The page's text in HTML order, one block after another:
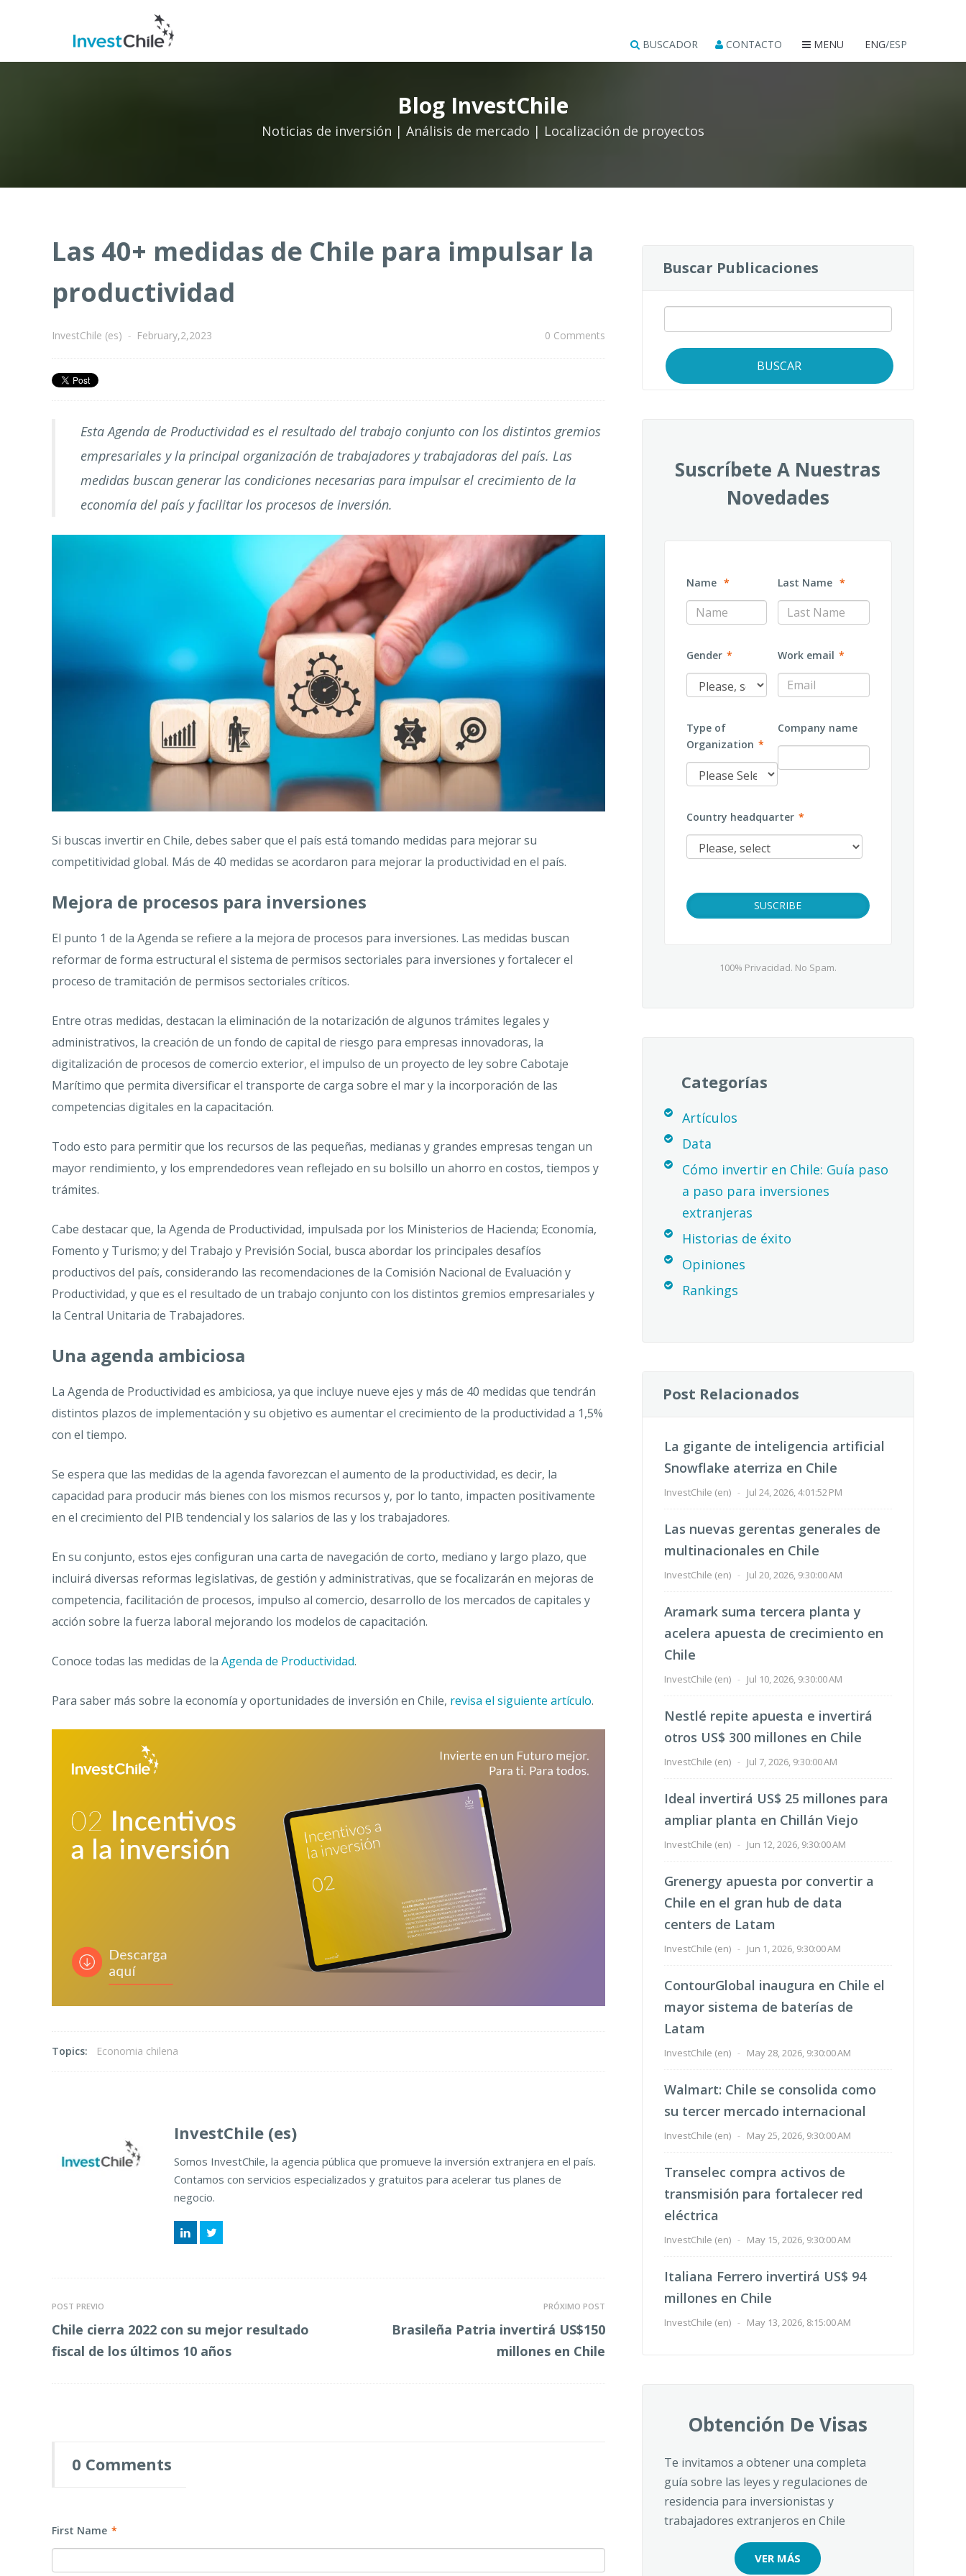
BUSCADOR CONTACTO MENU ENG/ESP
Blog InvestChile
Noticias de inversión | Análisis de mercado | Localización de proyectos
Las 40+ medidas de Chile para impulsar la
productividad
InvestChile (es) - February,2,2023 0 Comments
Esta Agenda de Productividad es el resultado del trabajo conjunto con los distintos gremios
empresariales y la principal organización de trabajadores y trabajadoras del país. Las
medidas buscan generar las condiciones necesarias para impulsar el crecimiento de la
economía del país y facilitar los procesos de inversión.
Si buscas invertir en Chile, debes saber que el país está tomando medidas para mejorar su
competitividad global. Más de 40 medidas se acordaron para mejorar la productividad en el país.
Mejora de procesos para inversiones
El punto 1 de la Agenda se refiere a la mejora de procesos para inversiones. Las medidas buscan
reformar de forma estructural el sistema de permisos sectoriales para inversiones y fortalecer el
proceso de tramitación de permisos sectoriales críticos.
Entre otras medidas, destacan la eliminación de la notarización de algunos trámites legales y
administrativos, la creación de un fondo de capital de riesgo para empresas innovadoras, la
digitalización de procesos de comercio exterior, el impulso de un proyecto de ley sobre Cabotaje
Marítimo que permita diversificar el transporte de carga sobre el mar y la incorporación de las
competencias digitales en la capacitación.
Todo esto para permitir que los recursos de las pequeñas, medianas y grandes empresas tengan un
mayor rendimiento, y los emprendedores vean reflejado en su bolsillo un ahorro en costos, tiempos y
trámites.
Cabe destacar que, la Agenda de Productividad, impulsada por los Ministerios de Hacienda; Economía,
Fomento y Turismo; y del Trabajo y Previsión Social, busca abordar los principales desafíos
productivos del país, considerando las recomendaciones de la Comisión Nacional de Evaluación y
Productividad, y que es el resultado de un trabajo conjunto con los distintos gremios empresariales y
la Central Unitaria de Trabajadores.
Una agenda ambiciosa
La Agenda de Productividad es ambiciosa, ya que incluye nueve ejes y más de 40 medidas que tendrán
distintos plazos de implementación y su objetivo es aumentar el crecimiento de la productividad a 1,5%
con el tiempo.
Se espera que las medidas de la agenda favorezcan el aumento de la productividad, es decir, la
capacidad para producir más bienes con los mismos recursos y, por lo tanto, impacten positivamente
en el crecimiento del PIB tendencial y los salarios de las y los trabajadores.
En su conjunto, estos ejes configuran una carta de navegación de corto, mediano y largo plazo, que
incluirá diversas reformas legislativas, de gestión y administrativas, que se focalizarán en mejoras de
competencia, facilitación de procesos, impulso al comercio, desarrollo de los mercados de capitales y
acción sobre la fuerza laboral mejorando los modelos de capacitación.
Conoce todas las medidas de la Agenda de Productividad.
Para saber más sobre la economía y oportunidades de inversión en Chile, revisa el siguiente artículo.
Topics: Economia chilena
InvestChile (es)
Somos InvestChile, la agencia pública que promueve la inversión extranjera en el país.
Contamos con servicios especializados y gratuitos para acelerar tus planes de
negocio.
POST PREVIO
Chile cierra 2022 con su mejor resultado
fiscal de los últimos 10 años
PRÓXIMO POST
Brasileña Patria invertirá US$150
millones en Chile
0 Comments
First Name *
Buscar Publicaciones
BUSCAR
Suscríbete A Nuestras
Novedades
Name * Last Name *
Gender * Work email *
Type of
Organization *
Company name
Country headquarter *
100% Privacidad. No Spam.
Categorías
Artículos
Data
Cómo invertir en Chile: Guía paso
a paso para inversiones
extranjeras
Historias de éxito
Opiniones
Rankings
Post Relacionados
La gigante de inteligencia artificial
Snowflake aterriza en Chile
InvestChile (en) - Jul 24, 2026, 4:01:52 PM
Las nuevas gerentas generales de
multinacionales en Chile
InvestChile (en) - Jul 20, 2026, 9:30:00 AM
Aramark suma tercera planta y
acelera apuesta de crecimiento en
Chile
InvestChile (en) - Jul 10, 2026, 9:30:00 AM
Nestlé repite apuesta e invertirá
otros US$ 300 millones en Chile
InvestChile (en) - Jul 7, 2026, 9:30:00 AM
Ideal invertirá US$ 25 millones para
ampliar planta en Chillán Viejo
InvestChile (en) - Jun 12, 2026, 9:30:00 AM
Grenergy apuesta por convertir a
Chile en el gran hub de data
centers de Latam
InvestChile (en) - Jun 1, 2026, 9:30:00 AM
ContourGlobal inaugura en Chile el
mayor sistema de baterías de
Latam
InvestChile (en) - May 28, 2026, 9:30:00 AM
Walmart: Chile se consolida como
su tercer mercado internacional
InvestChile (en) - May 25, 2026, 9:30:00 AM
Transelec compra activos de
transmisión para fortalecer red
eléctrica
InvestChile (en) - May 15, 2026, 9:30:00 AM
Italiana Ferrero invertirá US$ 94
millones en Chile
InvestChile (en) - May 13, 2026, 8:15:00 AM
Obtención De Visas
Te invitamos a obtener una completa
guía sobre las leyes y regulaciones de
residencia para inversionistas y
trabajadores extranjeros en Chile
VER MÁS